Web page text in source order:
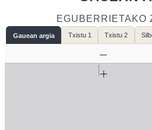
EGUBERRIETAKO
Gauean argia Txistu 1 Txistu 2